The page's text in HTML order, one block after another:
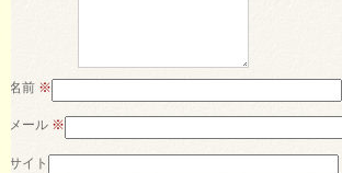
名前 ※
メール ※
サイト